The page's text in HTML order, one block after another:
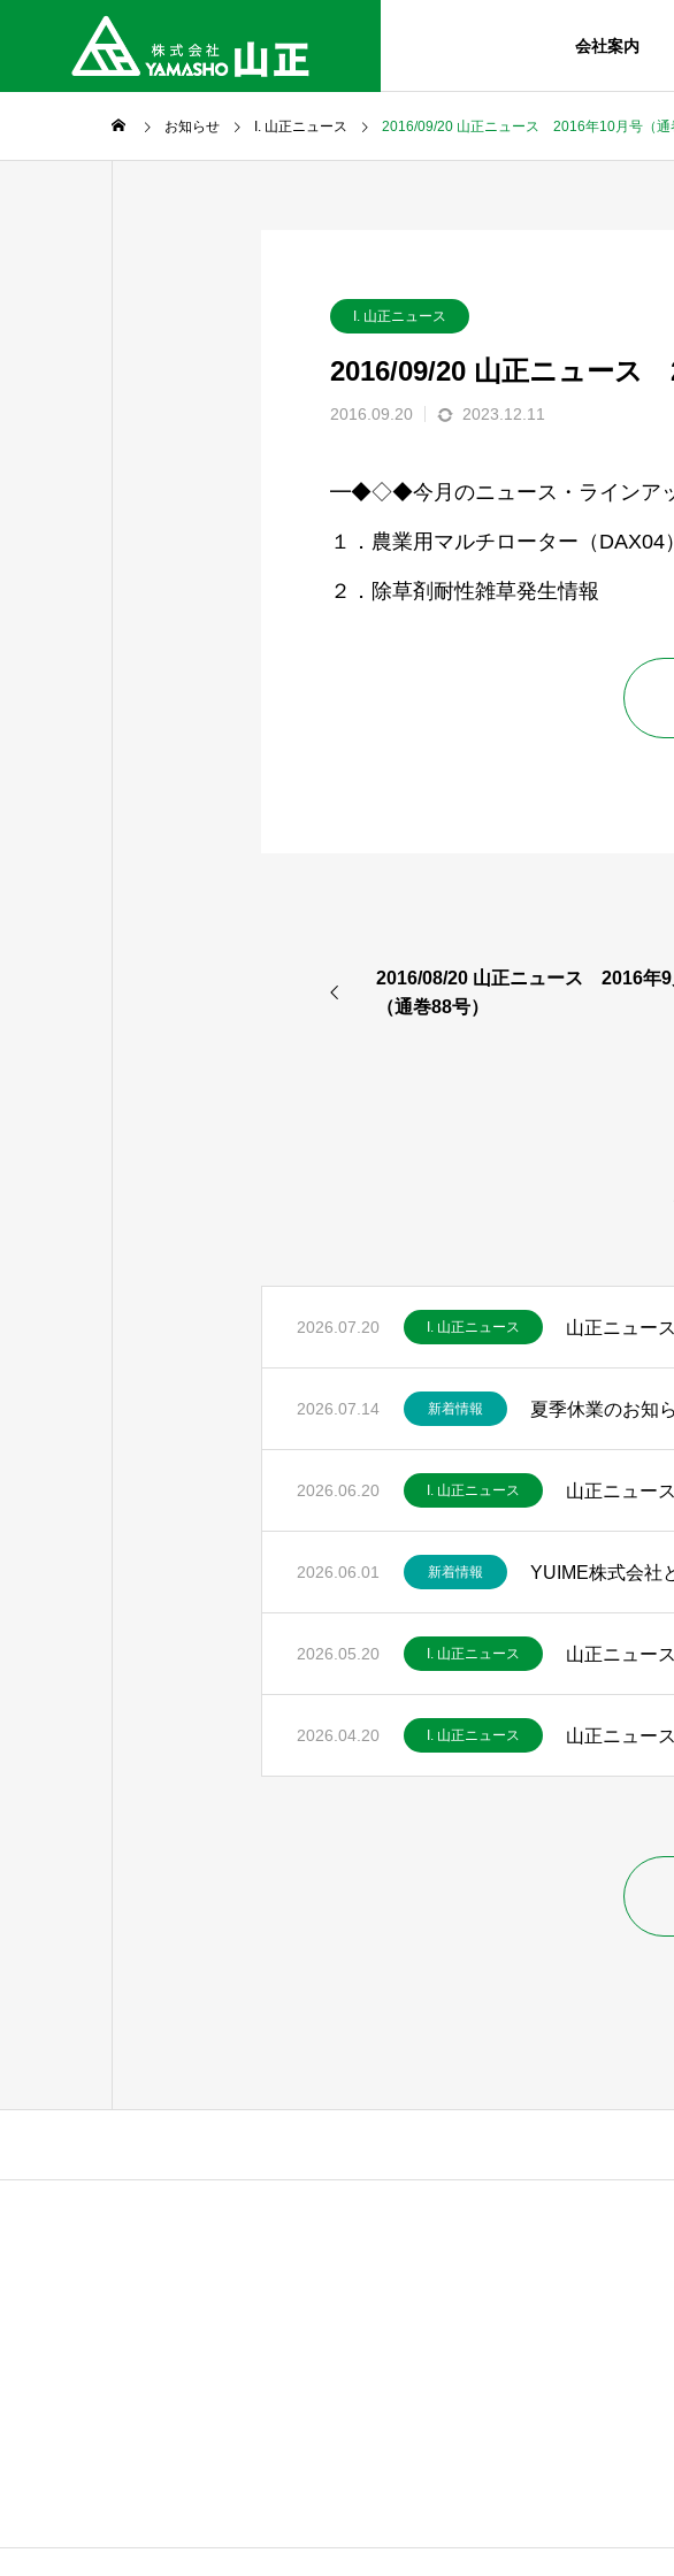
会社案内
お知らせ I. 山正ニュース 2016/09/20 山正ニュース 2016年10月号（通
I. 山正ニュース
2016/09/20 山正ニュース
2016.09.20 2023.12.11
━◆◇◆今月のニュース・ライ
１．農業用マルチローター（
２．除草剤耐性雑草発生情報
2016/08/20 山正ニュース 2016年9
（通巻88号）
2026.07.20 I. 山正ニュース 山正ニュー
2026.07.14 新着情報 夏季休業のお知
2026.06.20 I. 山正ニュース 山正ニュー
2026.06.01 新着情報 YUIME株式会社
2026.05.20 I. 山正ニュース 山正ニュー
2026.04.20 I. 山正ニュース 山正ニュー